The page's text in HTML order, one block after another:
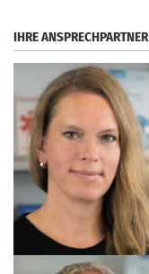
IHRE ANSPRECHPARTNER